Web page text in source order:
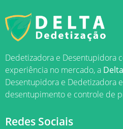
Dedetizadora e Desentupidora
experiência no mercado, a
Desentupidora e Dedetizadora
desentupimento e controle de
Redes Sociais